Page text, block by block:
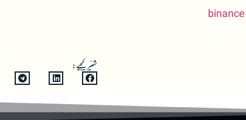
binance
شئیر کیجیے: